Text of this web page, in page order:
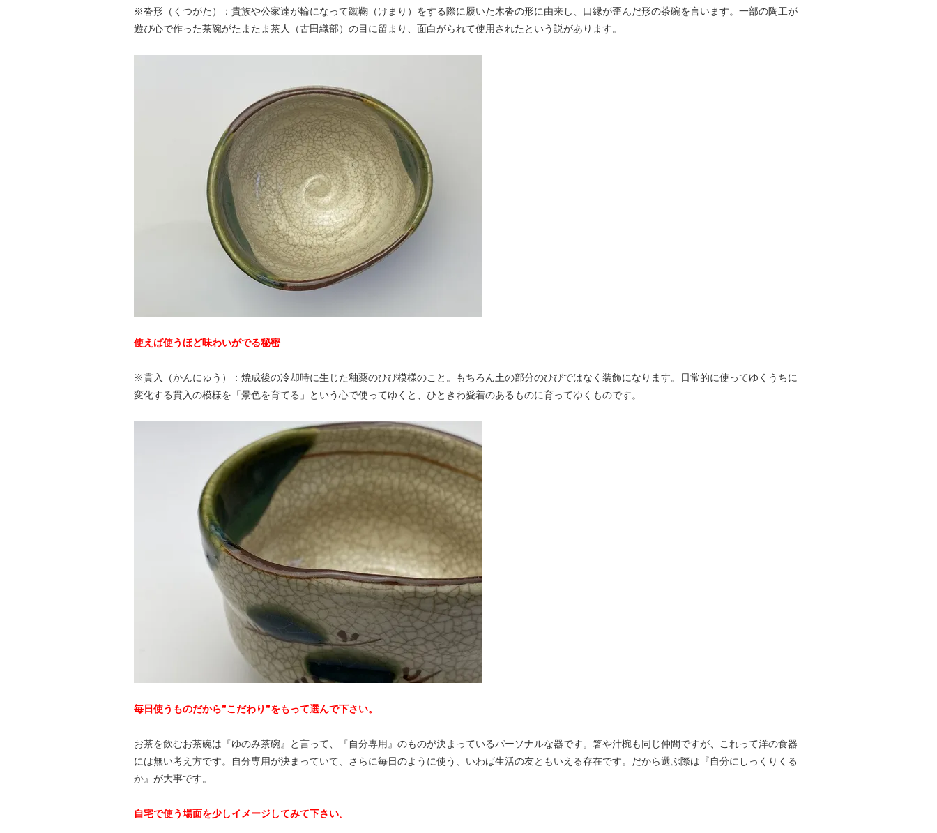
※沓形（くつがた）：貴族や公家達が輪になって蹴鞠（けまり）をする際に履いた木沓の形に由来し、口縁が歪んだ形の茶碗を言います。一部の陶工が
遊び心で作った茶碗がたまたま茶人（古田織部）の目に留まり、面白がられて使用されたという説があります。
使えば使うほど味わいがでる秘密
※貫入（かんにゅう）：焼成後の冷却時に生じた釉薬のひび模様のこと。もちろん土の部分のひびではなく装飾になります。日常的に使ってゆくうちに
変化する貫入の模様を「景色を育てる」という心で使ってゆくと、ひときわ愛着のあるものに育ってゆくものです。
毎日使うものだから”こだわり”をもって選んで下さい。
お茶を飲むお茶碗は『ゆのみ茶碗』と言って、『自分専用』のものが決まっているパーソナルな器です。箸や汁椀も同じ仲間ですが、これって洋の食器
には無い考え方です。自分専用が決まっていて、さらに毎日のように使う、いわば生活の友ともいえる存在です。だから選ぶ際は『自分にしっくりくる
か』が大事です。
自宅で使う場面を少しイメージしてみて下さい。